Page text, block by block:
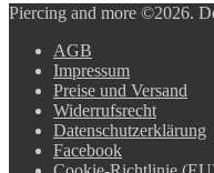
Piercing and more ©2026.
AGB
Impressum
Preise und Versand
Widerrufsrecht
Datenschutzerklärung
Facebook